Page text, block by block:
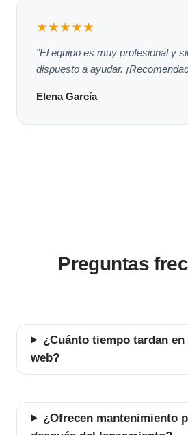
★★★★★
"El equipo es muy profesional y
dispuesto a ayudar.
Elena García
Preguntas
¿Cuánto tiempo tardan
web?
¿Ofrecen mantenimiento